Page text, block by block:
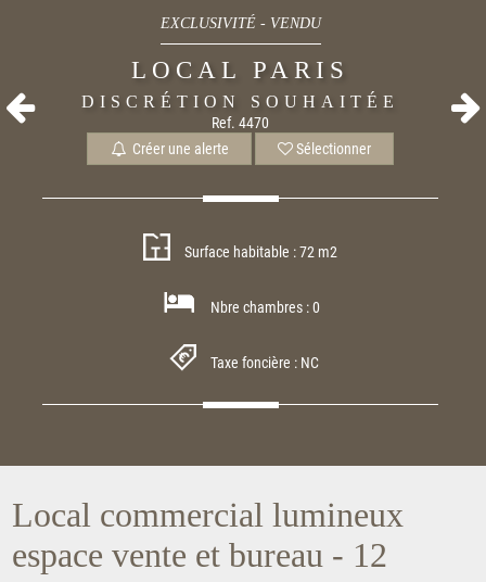
EXCLUSIVITÉ- VENDU
LOCAL PARIS
DISCRÉTION SOUHAITÉE
Ref. 4470
Créer une alerte Sélectionner
Surface habitable : 72 m2
Nbre chambres : 0
Taxe foncière : NC
Local commercial lumineux
espace vente et bureau - 12